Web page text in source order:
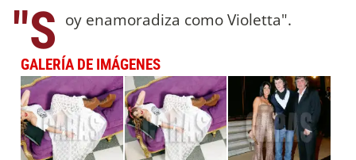
"S oy enamoradiza como Violetta".
GALERÍA DE IMÁGENES